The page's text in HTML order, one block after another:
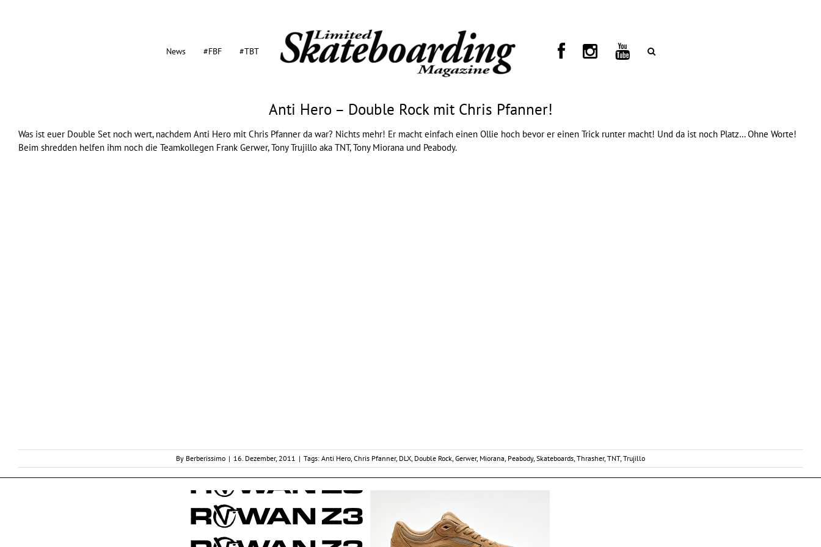
News #FBF #TBT
Anti Hero – Double Rock mit Chris Pfanner!
Was ist euer Double Set noch wert, nachdem Anti Hero mit Chris Pfanner da war? Nichts mehr! Er macht einfach einen Ollie hoch bevor er einen Trick runter macht! Und da ist noch Platz… Ohne Worte!
Beim shredden helfen ihm noch die Teamkollegen Frank Gerwer, Tony Trujillo aka TNT, Tony Miorana und Peabody.
By Berberissimo | 16. Dezember, 2011 | Tags: Anti Hero Chris Pfanner, DLX Double Rock Gerwer, Miorana Peabody, Skateboards Thrasher, TNT, Trujillo